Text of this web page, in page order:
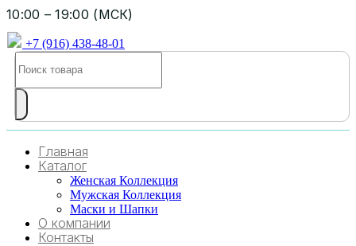
10:00 – 19:00 (МСК)
+7 (916) 438-48-01
Главная
Каталог
Женская Коллекция
Мужская Коллекция
Маски и Шапки
О компании
Контакты